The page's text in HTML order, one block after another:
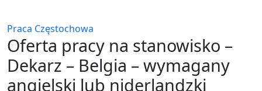
Praca Częstochowa
Oferta pracy na stanowisko –
Dekarz – Belgia – wymagany
angielski lub niderlandzki